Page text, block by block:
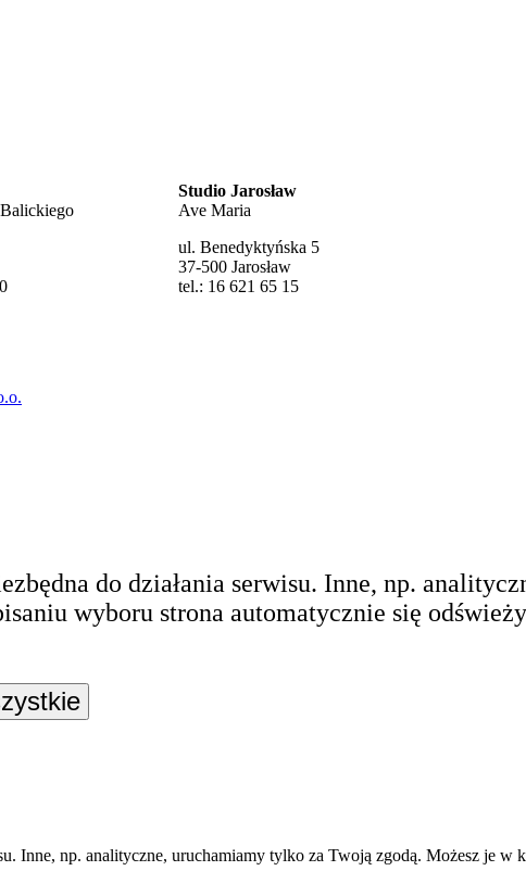
Studio Jarosław
Ave Maria
ul. Benedyktyńska 5
37-500 Jarosław
tel.: 16 621 65 15
do działania serwisu. Inne, np.
wyboru strona automatycznie się
Inne, np. analityczne, uruchamiamy tylko za Twoją zgodą. Możesz je w